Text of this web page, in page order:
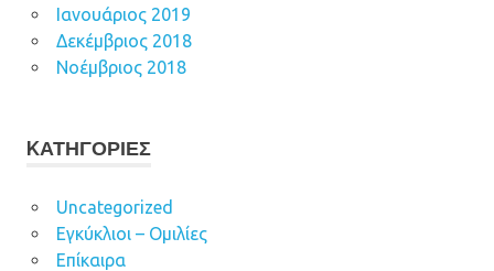
Ιανουάριος 2019
Δεκέμβριος 2018
Νοέμβριος 2018
KΑΤΗΓΟΡΊΕΣ
Uncategorized
Εγκύκλιοι – Ομιλίες
Επίκαιρα